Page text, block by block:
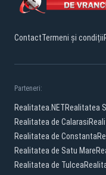
ContactTermeni și condiții
Parteneri:
Realitatea.NETRealitatea
Realitatea de Calarasi
Realitatea de Constanta
Realitatea de Satu Mare
Realitatea de Tulcea